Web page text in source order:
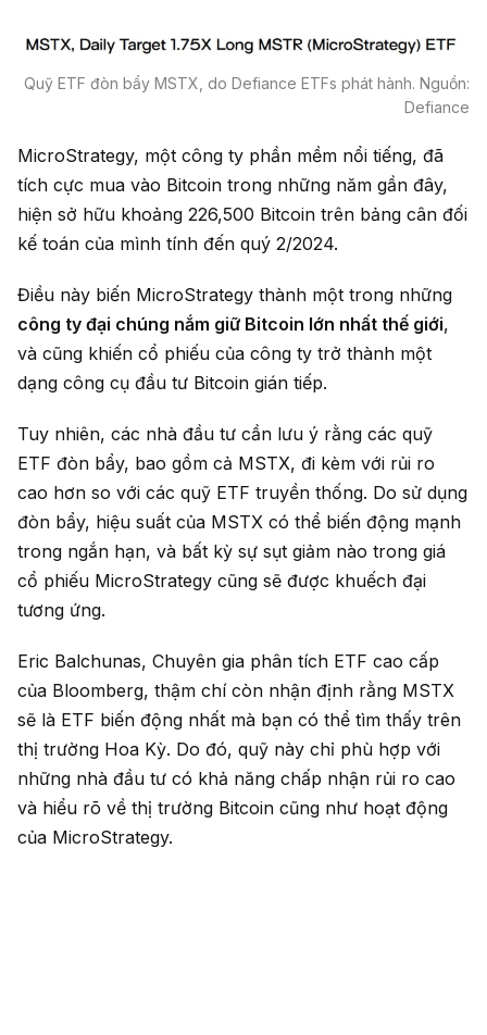
Quỹ ETF đòn bẩy MSTX, do Defiance ETFs phát hành. Nguồn:
Defiance
MicroStrategy, một công ty phần mềm nổi tiếng, đã
tích cực mua vào Bitcoin trong những năm gần đây,
hiện sở hữu khoảng 226,500 Bitcoin trên bảng cân đối
kế toán của mình tính đến quý 2/2024.
Điều này biến MicroStrategy thành một trong những
công ty đại chúng nắm giữ Bitcoin lớn nhất thế giới,
và cũng khiến cổ phiếu của công ty trở thành một
dạng công cụ đầu tư Bitcoin gián tiếp.
Tuy nhiên, các nhà đầu tư cần lưu ý rằng các quỹ
ETF đòn bẩy, bao gồm cả MSTX, đi kèm với rủi ro
cao hơn so với các quỹ ETF truyền thống. Do sử dụng
đòn bẩy, hiệu suất của MSTX có thể biến động mạnh
trong ngắn hạn, và bất kỳ sự sụt giảm nào trong giá
cổ phiếu MicroStrategy cũng sẽ được khuếch đại
tương ứng.
Eric Balchunas, Chuyên gia phân tích ETF cao cấp
của Bloomberg, thậm chí còn nhận định rằng MSTX
sẽ là ETF biến động nhất mà bạn có thể tìm thấy trên
thị trường Hoa Kỳ. Do đó, quỹ này chỉ phù hợp với
những nhà đầu tư có khả năng chấp nhận rủi ro cao
và hiểu rõ về thị trường Bitcoin cũng như hoạt động
của MicroStrategy.